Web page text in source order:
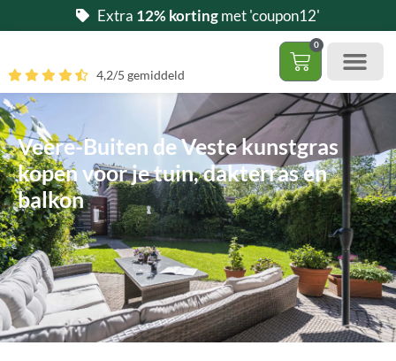
naar
inhoud
Extra 12% kortingmet 'coupon12'
0
4,2/5 gemiddeld
Veere-Buiten de Veste kunstgras
kopen voor je tuin, dakterras en
balkon